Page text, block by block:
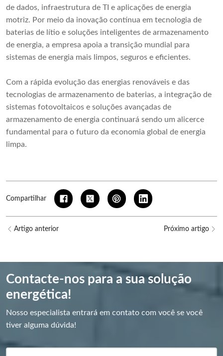
de dados, infraestrutura de TI e aplicações de energia
motriz. Por meio da inovação contínua em tecnologia de
baterias de lítio e soluções inteligentes de armazenamento
de energia, a empresa apoia a transição mundial para
sistemas de energia mais limpos, seguros e eficientes.
Com a rápida evolução das energias renováveis ​​e das
tecnologias de armazenamento de baterias, a integração de
sistemas fotovoltaicos e soluções avançadas de
armazenamento de energia continuará sendo um alicerce
fundamental para o futuro da economia global de energia
limpa.
Compartilhar
Artigo anterior Próximo artigo
Contacte-nos para a sua solução
energética!
Nosso especialista entrará em contato com você se você
tiver alguma dúvida!